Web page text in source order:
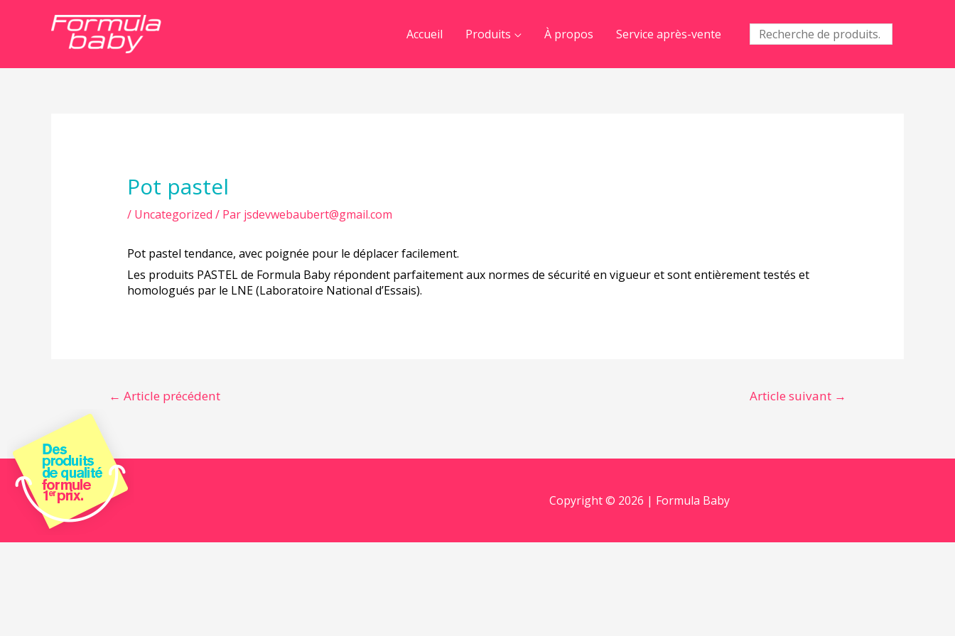
Accueil Produits À propos Service après-vente
Recherche
pour :
Pot pastel
/ Uncategorized / Par jsdevwebaubert@gmail.com
Pot pastel tendance, avec poignée pour le déplacer facilement.
Les produits PASTEL de Formula Baby répondent parfaitement aux normes de sécurité en vigueur et sont entièrement testés et
homologués par le LNE (Laboratoire National d’Essais).
← Article précédent Article suivant →
Copyright © 2026 | Formula Baby